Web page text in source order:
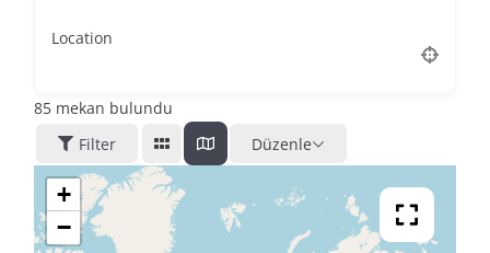
Location
85 mekan bulundu
Filter
Düzenle
+
−